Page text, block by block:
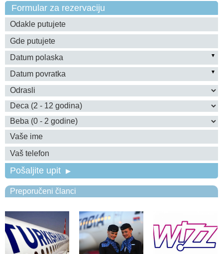
Formular za rezervaciju
Pošaljite upit
Preporučeni članci